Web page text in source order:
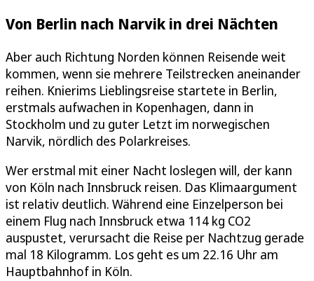
Von Berlin nach Narvik in drei Nächten
Aber auch Richtung Norden können Reisende weit
kommen, wenn sie mehrere Teilstrecken aneinander
reihen. Knierims Lieblingsreise startete in Berlin,
erstmals aufwachen in Kopenhagen, dann in
Stockholm und zu guter Letzt im norwegischen
Narvik, nördlich des Polarkreises.
Wer erstmal mit einer Nacht loslegen will, der kann
von Köln nach Innsbruck reisen. Das Klimaargument
ist relativ deutlich. Während eine Einzelperson bei
einem Flug nach Innsbruck etwa 114 kg CO2
auspustet, verursacht die Reise per Nachtzug gerade
mal 18 Kilogramm. Los geht es um 22.16 Uhr am
Hauptbahnhof in Köln.